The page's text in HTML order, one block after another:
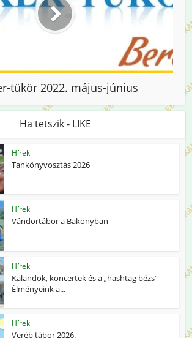
tükör 2022. május-június
Ha tetszik - LIKE
Hírek
Tankönyvosztás 2026
Hírek
Vándortábor a Bakonyban
Hírek
Kalandok, koncertek és a „hashtag bézs” –
Élményeink a...
Hírek
Veréb tábor 2026.